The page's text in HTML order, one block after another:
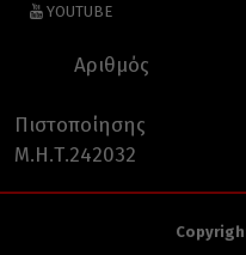
YOUTUBE
Αριθμός
Πιστοποίησης
Μ.Η.Τ.242032